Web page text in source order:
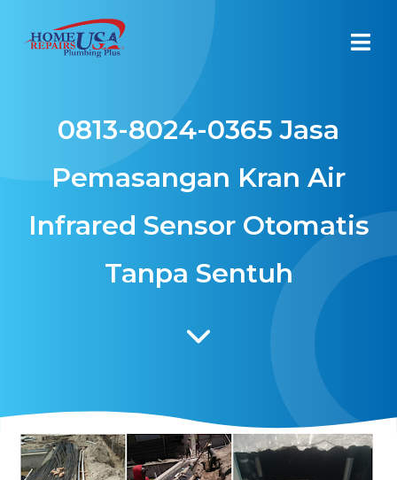
0813-8024-0365 Jasa
Pemasangan Kran Air
Infrared Sensor Otomatis
Tanpa Sentuh